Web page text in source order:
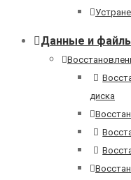
Данные и
диска